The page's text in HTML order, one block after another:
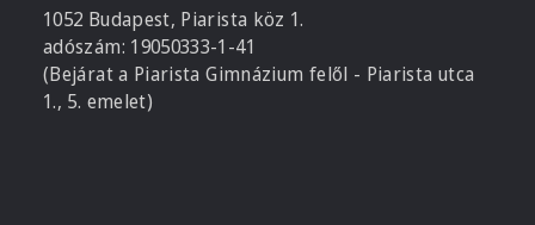
1052 Budapest, Piarista köz 1.
adószám: 19050333-1-41
(Bejárat a Piarista Gimnázium felől - Piarista utca
1., 5. emelet)